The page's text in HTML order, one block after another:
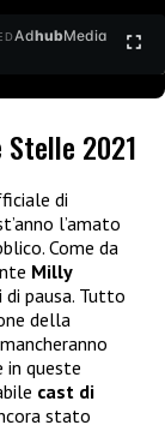
AdhubMedia
2021
di
l’amato
Come da
Milly
pausa. Tutto
della
in queste
cast di
stato